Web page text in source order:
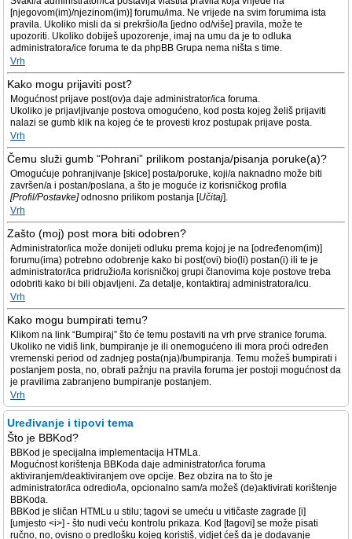
[njegovom(im)/njezinom(im)] forumu/ima. Ne vrijede na svim forumima ista
pravila. Ukoliko misli da si prekršio/la [jedno od/više] pravila, može te
upozoriti. Ukoliko dobiješ upozorenje, imaj na umu da je to odluka
administratora/ice foruma te da phpBB Grupa nema ništa s time.
Vrh
Kako mogu prijaviti post?
Mogućnost prijave post(ov)a daje administrator/ica foruma.
Ukoliko je prijavljivanje postova omogućeno, kod posta kojeg želiš prijaviti
nalazi se gumb klik na kojeg će te provesti kroz postupak prijave posta.
Vrh
Čemu služi gumb “Pohrani” prilikom postanja/pisanja poruke(a)?
Omogućuje pohranjivanje [skice] posta/poruke, koji/a naknadno može biti
završen/a i postan/poslana, a što je moguće iz korisničkog profila
[Profil/Postavke]odnosno prilikom postanja [Učitaj].
Vrh
Zašto (moj) post mora biti odobren?
Administrator/ica može donijeti odluku prema kojoj je na [određenom(im)]
forumu(ima) potrebno odobrenje kako bi post(ovi) bio(li) postan(i) ili te je
administrator/ica pridružio/la korisničkoj grupi članovima koje postove treba
odobriti kako bi bili objavljeni. Za detalje, kontaktiraj administratora/icu.
Vrh
Kako mogu bumpirati temu?
Klikom na link “Bumpiraj” što će temu postaviti na vrh prve stranice foruma.
Ukoliko ne vidiš link, bumpiranje je ili onemogućeno ili mora proći određen
vremenski period od zadnjeg posta(nja)/bumpiranja. Temu možeš bumpirati i
postanjem posta, no, obrati pažnju na pravila foruma jer postoji mogućnost da
je pravilima zabranjeno bumpiranje postanjem.
Vrh
Uređivanje i tipovi tema
Što je BBKod?
BBKod je specijalna implementacija HTMLa.
Mogućnost korištenja BBKoda daje administrator/ica foruma
aktiviranjem/deaktiviranjem ove opcije. Bez obzira na to što je
administrator/ica odredio/la, opcionalno sam/a možeš (de)aktivirati korištenje
BBKoda.
BBKod je sličan HTMLu u stilu; tagovi se umeću u vitičaste zagrade [i]
[umjesto <i>] - što nudi veću kontrolu prikaza. Kod [tagovi] se može pisati
ručno, no, ovisno o predlošku kojeg koristiš, vidjet ćeš da je dodavanje